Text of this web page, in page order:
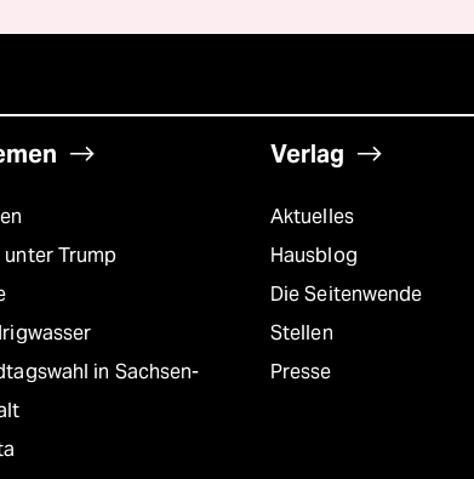
unter Trump
in Sachsen-
Verlag
Aktuelles
Hausblog
Die Seitenwende
Stellen
Presse